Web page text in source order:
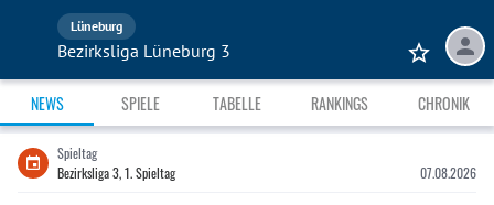
Lüneburg
Bezirksliga Lüneburg 3
NEWS SPIELE TABELLE RANKINGS CHRONIK
Spieltag
Bezirksliga 3, 1. Spieltag
07.08.2026